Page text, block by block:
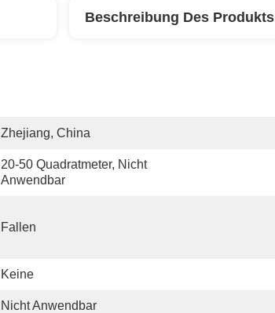
Beschreibung Des Produkts
Zhejiang, China
20-50 Quadratmeter, Nicht
Anwendbar
Fallen
Keine
Nicht Anwendbar